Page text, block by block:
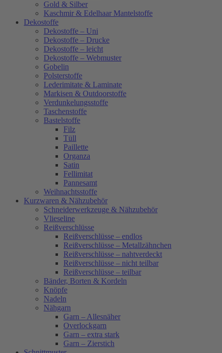
Gold & Silber
Kaschmir & Edelhaar Mantelstoffe
Dekostoffe
Dekostoffe – Uni
Dekostoffe – Drucke
Dekostoffe – leicht
Dekostoffe – Webmuster
Gobelin
Polsterstoffe
Lederimitate & Laminate
Markisen & Outdoorstoffe
Verdunkelungsstoffe
Taschenstoffe
Bastelstoffe
Filz
Tüll
Paillette
Organza
Satin
Fellimitat
Pannesamt
Weihnachtsstoffe
Kurzwaren & Nähzubehör
Schneiderwerkzeuge & Nähzubehör
Vlieseline
Reißverschlüsse
Reißverschlüsse – endlos
Reißverschlüsse – Metallzähnchen
Reißverschlüsse – nahtverdeckt
Reißverschlüsse – nicht teilbar
Reißverschlüsse – teilbar
Bänder, Borten & Kordeln
Knöpfe
Nadeln
Nähgarn
Garn – Allesnäher
Overlockgarn
Garn – extra stark
Garn – Zierstich